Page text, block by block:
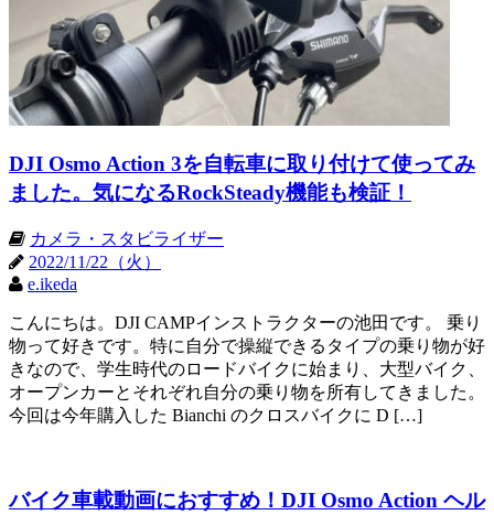
DJI Osmo Action 3を自転車に取り付けて使ってみ
ました。気になるRockSteady機能も検証！
カメラ・スタビライザー
2022/11/22（火）
e.ikeda
こんにちは。DJI CAMPインストラクターの池田です。 乗り
物って好きです。特に自分で操縦できるタイプの乗り物が好
きなので、学生時代のロードバイクに始まり、大型バイク、
オープンカーとそれぞれ自分の乗り物を所有してきました。
今回は今年購入した Bianchi のクロスバイクに D […]
バイク車載動画におすすめ！DJI Osmo Action ヘル